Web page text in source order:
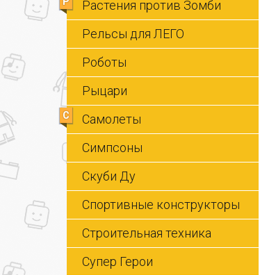
Растения против Зомби
Рельсы для ЛЕГО
Роботы
Рыцари
С
Самолеты
Симпсоны
Скуби Ду
Спортивные конструкторы
Строительная техника
Супер Герои